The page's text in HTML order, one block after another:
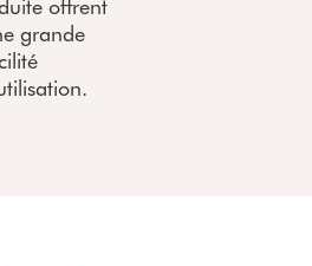
offrent
grande